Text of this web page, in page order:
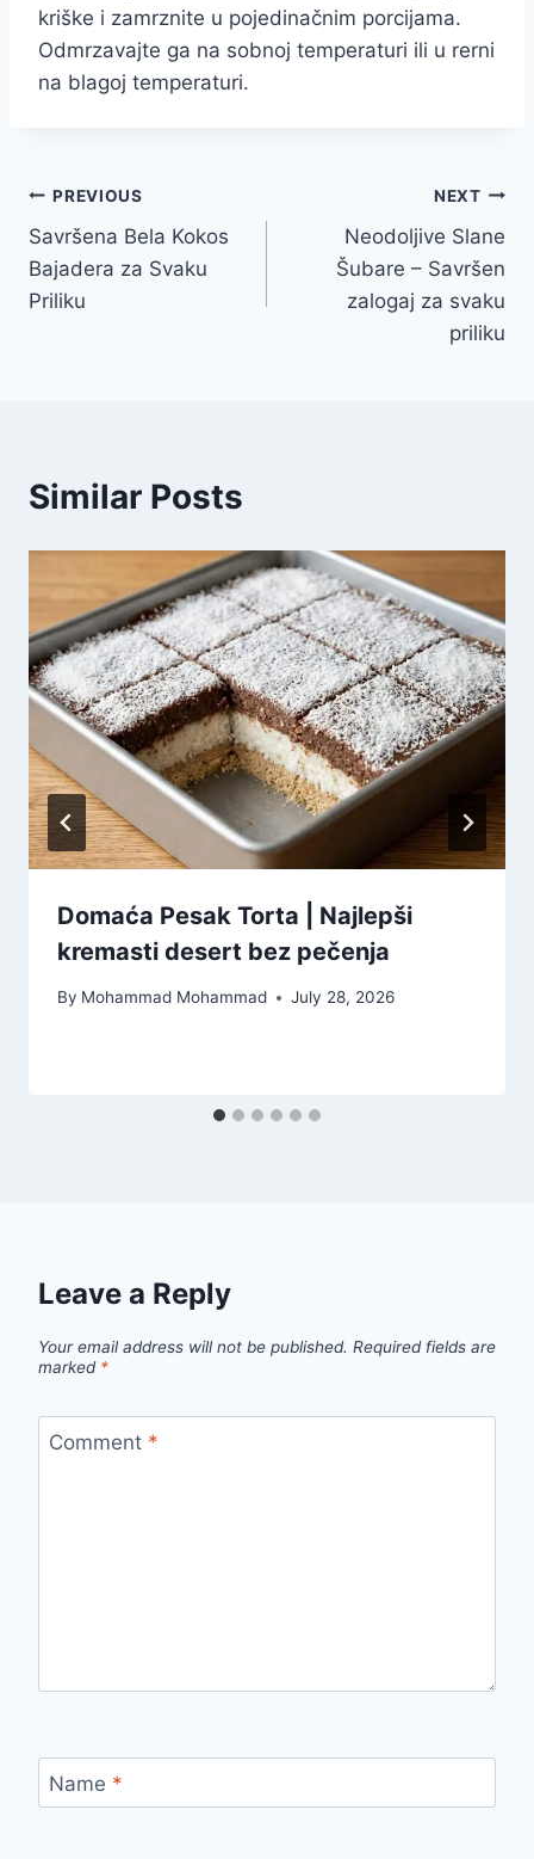
kriške i zamrznite u pojedinačnim porcijama.
Odmrzavajte ga na sobnoj temperaturi ili u rerni
na blagoj temperaturi.
Post
navigation
PREVIOUS
Savršena Bela Kokos
Bajadera za Svaku
Priliku
NEXT
Neodoljive Slane
Šubare – Savršen
zalogaj za svaku
priliku
Similar Posts
Domaća Pesak Torta | Najlepši
kremasti desert bez pečenja
By Mohammad Mohammad July 28, 2026
Leave a Reply
Your email address will not be published. Required fields are
marked *
Comment *
Name *